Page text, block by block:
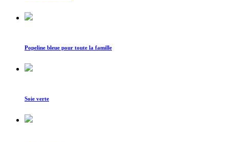
Popeline bleue pour toute la famille
Soie verte